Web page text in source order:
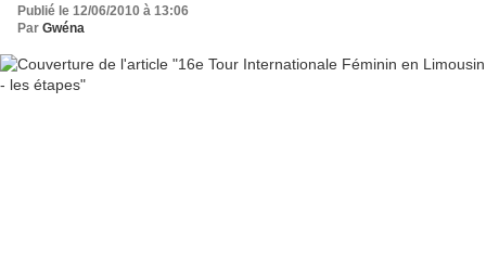
Publié le 12/06/2010 à 13:06
Par Gwéna